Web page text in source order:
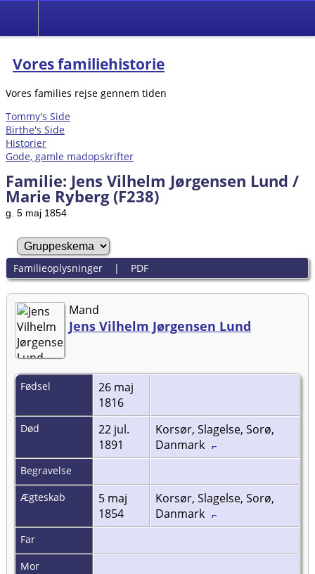
Vores familiehistorie
Vores families rejse gennem tiden
Tommy's Side
Birthe's Side
Historier
Gode, gamle madopskrifter
Familie: Jens Vilhelm Jørgensen Lund /
Marie Ryberg (F238)
g. 5 maj 1854
Familieoplysninger| PDF
Mand
Jens Vilhelm Jørgensen Lund
Fødsel
26 maj
1816
Død
22 jul.
1891
Korsør, Slagelse, Sorø,
Danmark
Begravelse
Ægteskab
5 maj
1854
Korsør, Slagelse, Sorø,
Danmark
Far
Mor